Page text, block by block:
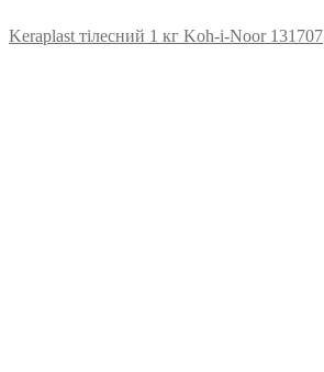
Keraplast тілесний 1 кг Koh-i-Noor 131707